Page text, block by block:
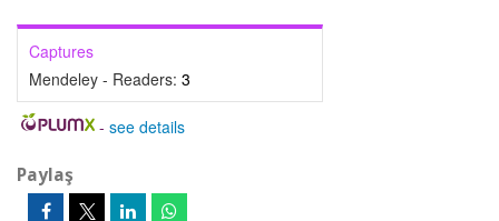
Captures
Mendeley - Readers: 3
- see details
Paylaş